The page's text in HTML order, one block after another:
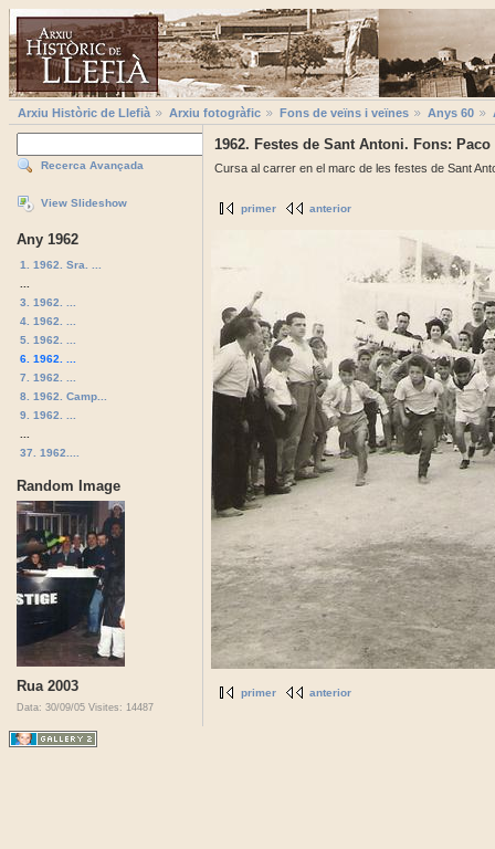
Arxiu Històric de Llefià Arxiu fotogràfic Fons de veïns i veïnes Anys 60
Recerca Avançada
View Slideshow
Any 1962
1. 1962. Sra. ...
3. 1962. ...
4. 1962. ...
5. 1962. ...
6. 1962. ...
7. 1962. ...
8. 1962. Camp...
9. 1962. ...
37. 1962....
Random Image
Rua 2003
Data: 30/09/05 Visites: 14487
1962. Festes de Sant Antoni. Fons:
Cursa al carrer en el marc de les festes de Sant
primer anterior
primer anterior